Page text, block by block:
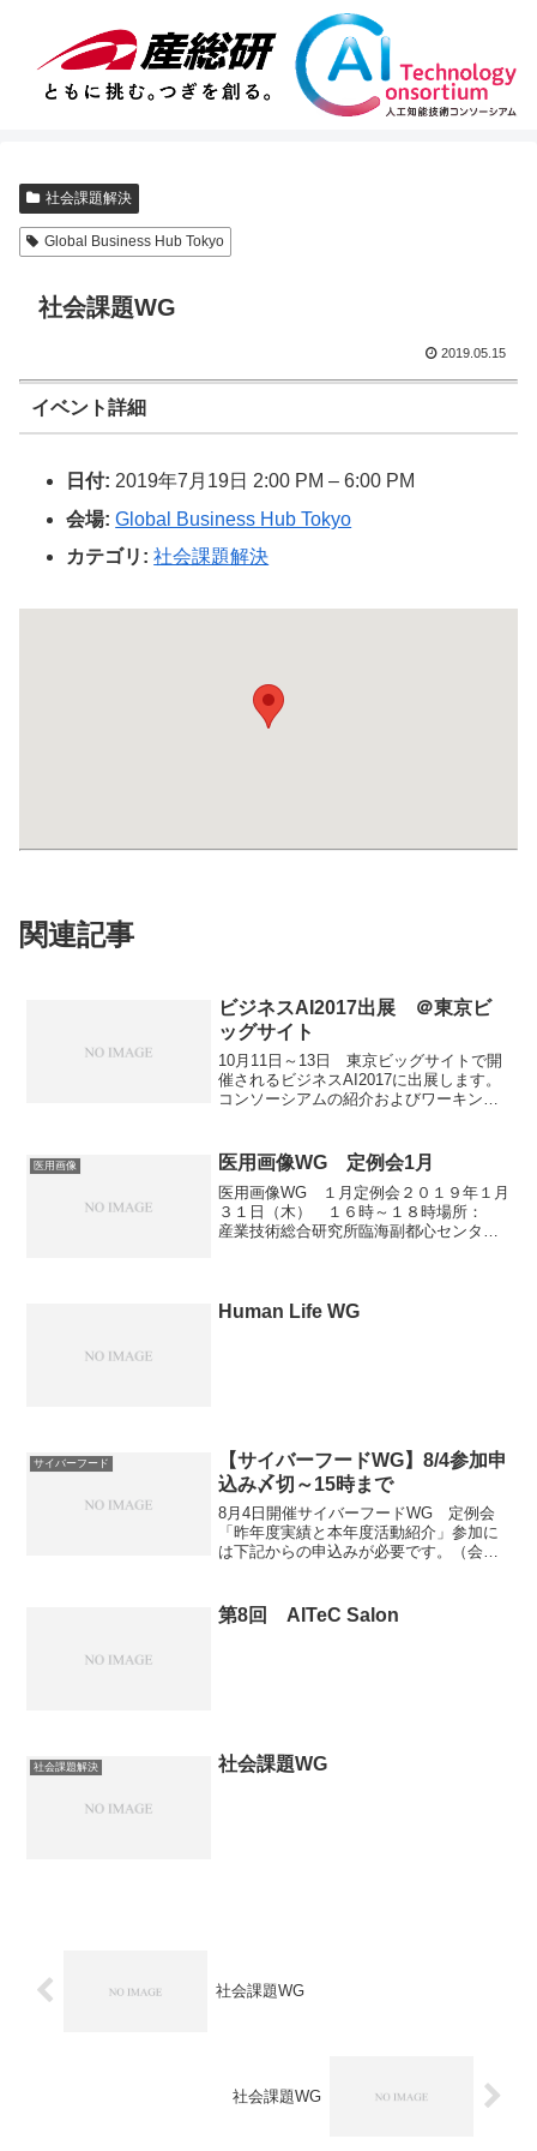
社会課題解決
Global Business Hub Tokyo
社会課題WG
2019.05.15
イベント詳細
日付: 2019年7月19日 2:00 PM –6:00 PM
会場: Global Business Hub Tokyo
カテゴリ: 社会課題解決
関連記事
ビジネスAI2017出展 ＠東京ビ
ッグサイト
10月11日～13日 東京ビッグサイトで開
催されるビジネスAI2017に出展します。
コンソーシアムの紹介およびワーキング
集機会、貴社内メンバーへのコンソーシ
アム活動の...
医用画像 医用画像WG 定例会1月
医用画像WG １月定例会２０１９年１月
３１日（木） １６時～１８時場所：
産業技術総合研究所臨海副都心センタ
Human Life WG
サイバーフード
【サイバーフードWG】8/4参加申
込み〆切～15時まで
8月4日開催サイバーフードWG 定例会
「昨年度実績と本年度活動紹介」参加に
は下記からの申込みが必要です。（会員
第8回 AITeC Salon
社会課題解決 社会課題WG
社会課題WG
社会課題WG